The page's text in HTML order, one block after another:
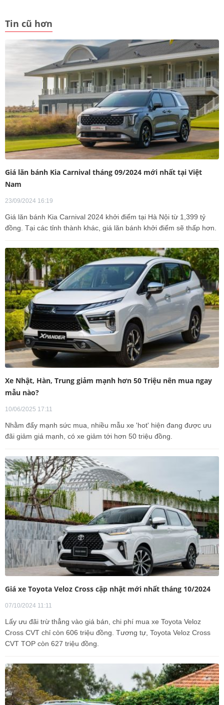
Tin cũ hơn
Giá lăn bánh Kia Carnival tháng 09/2024 mới nhất tại Việt
Nam
23/09/2024 16:19
Giá lăn bánh Kia Carnival 2024 khởi điểm tại Hà Nội từ 1,399 tỷ
đồng. Tại các tỉnh thành khác, giá lăn bánh khởi điểm sẽ thấp hơn.
Xe Nhật, Hàn, Trung giảm mạnh hơn 50 Triệu nên mua ngay
mẫu nào?
10/06/2025 17:11
Nhằm đẩy mạnh sức mua, nhiều mẫu xe 'hot' hiện đang được ưu
đãi giảm giá mạnh, có xe giảm tới hơn 50 triệu đồng.
Giá xe Toyota Veloz Cross cập nhật mới nhất tháng 10/2024
07/10/2024 11:11
Lấy ưu đãi trừ thẳng vào giá bán, chi phí mua xe Toyota Veloz
Cross CVT chỉ còn 606 triệu đồng. Tương tự, Toyota Veloz Cross
CVT TOP còn 627 triệu đồng.